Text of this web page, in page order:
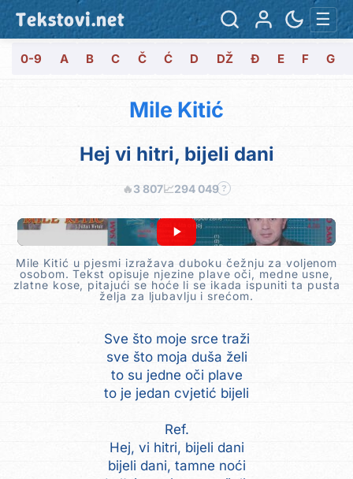
Tekstovi.net ☰
0-9 A B C Č Ć D DŽ Đ E F G
Mile Kitić
Hej vi hitri, bijeli dani
🔥3 807📈294 049 ?
Mile Kitić u pjesmi izražava duboku čežnju za voljenom
osobom. Tekst opisuje njezine plave oči, medne usne,
zlatne kose, pitajući se hoće li se ikada ispuniti ta pusta
želja za ljubavlju i srećom.
Sve što moje srce traži
sve što moja duša želi
to su jedne oči plave
to je jedan cvjetić bijeli
Ref.
Hej, vi hitri, bijeli dani
bijeli dani, tamne noći